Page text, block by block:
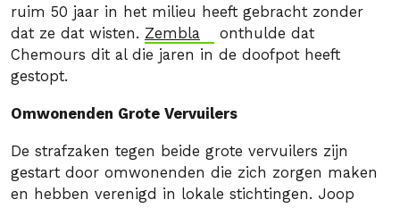
ruim 50 jaar in het milieu heeft gebracht zonder
dat ze dat wisten. Zembla
onthulde dat
Chemours dit al die jaren in de doofpot heeft
gestopt.
Omwonenden Grote Vervuilers
De strafzaken tegen beide grote vervuilers zijn
gestart door omwonenden die zich zorgen maken
en hebben verenigd in lokale stichtingen. Joop